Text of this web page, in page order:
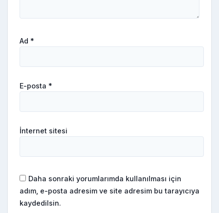
Ad *
E-posta *
İnternet sitesi
Daha sonraki yorumlarımda kullanılması için
adım, e-posta adresim ve site adresim bu tarayıcıya
kaydedilsin.